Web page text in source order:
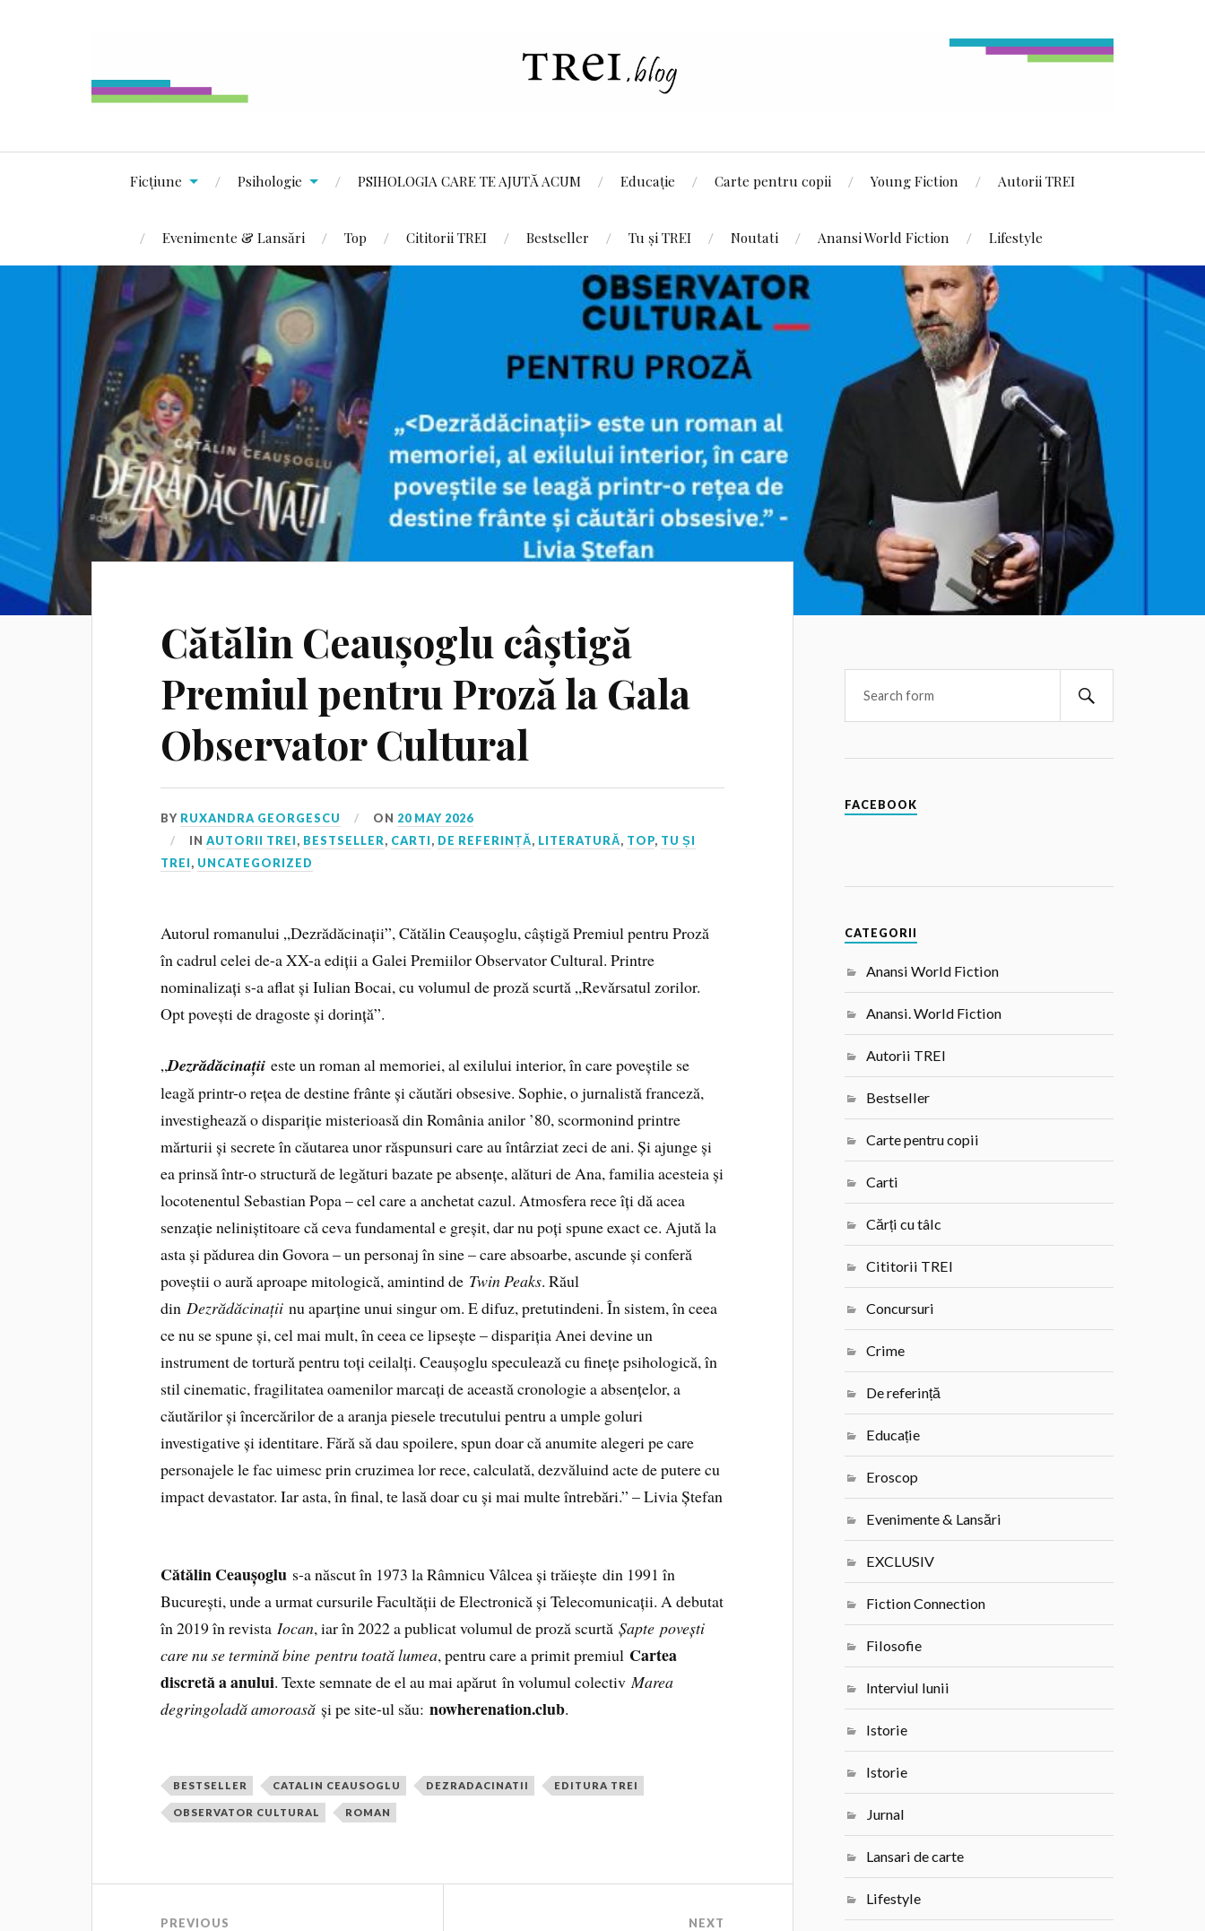
Ficțiune Psihologie PSIHOLOGIA CARE TE AJUTĂ ACUM Educație Carte pentru copii Young Fiction Autorii TREI
Evenimente & Lansări Top Cititorii TREI Bestseller Tu și TREI Noutati Anansi World Fiction Lifestyle
Cătălin Ceaușoglu câștigă
Premiul pentru Proză la Gala
Observator Cultural
BY RUXANDRA GEORGESCU ON 20 MAY 2026
INAUTORII TREI, BESTSELLER, CARTI, DE REFERINȚĂ, LITERATURĂ, TOP, TU ȘI
TREI, UNCATEGORIZED
Autorul romanului „Dezrădăcinații”, Cătălin Ceaușoglu, câștigă Premiul pentru Proză
în cadrul celei de-a XX-a ediții a Galei Premiilor Observator Cultural. Printre
nominalizați s-a aflat și Iulian Bocai, cu volumul de proză scurtă „Revărsatul zorilor.
Opt povești de dragoste și dorință”.
„Dezrădăcinații este un roman al memoriei, al exilului interior, în care poveștile se
leagă printr-o rețea de destine frânte și căutări obsesive. Sophie, o jurnalistă franceză,
investighează o dispariție misterioasă din România anilor ’80, scormonind printre
mărturii și secrete în căutarea unor răspunsuri care au întârziat zeci de ani. Și ajunge și
ea prinsă într-o structură de legături bazate pe absențe, alături de Ana, familia acesteia și
locotenentul Sebastian Popa – cel care a anchetat cazul. Atmosfera rece îți dă acea
senzație neliniștitoare că ceva fundamental e greșit, dar nu poți spune exact ce. Ajută la
asta și pădurea din Govora – un personaj în sine – care absoarbe, ascunde și conferă
poveștii o aură aproape mitologică, amintind de Twin Peaks. Răul
dinDezrădăcinațiinu aparține unui singur om. E difuz, pretutindeni. În sistem, în ceea
ce nu se spune și, cel mai mult, în ceea ce lipsește – dispariția Anei devine un
instrument de tortură pentru toți ceilalți. Ceaușoglu speculează cu finețe psihologică, în
stil cinematic, fragilitatea oamenilor marcați de această cronologie a absențelor, a
căutărilor și încercărilor de a aranja piesele trecutului pentru a umple goluri
investigative și identitare. Fără să dau spoilere, spun doar că anumite alegeri pe care
personajele le fac uimesc prin cruzimea lor rece, calculată, dezvăluind acte de putere cu
impact devastator. Iar asta, în final, te lasă doar cu și mai multe întrebări.” – Livia Ștefan
Cătălin Ceaușoglu s-a născut în 1973 la Râmnicu Vâlcea și trăiește din 1991 în
București, unde a urmat cursurile Facultății de Electronică și Telecomunicații. A debutat
în 2019 în revista Iocan, iar în 2022 a publicat volumul de proză scurtăȘapte povești
care nu se termină bine pentru toată lumea, pentru care a primit premiul Cartea
discretă a anului. Texte semnate de el au mai apărut în volumul colectiv Marea
degringoladă amoroasă și pe site-ul său:nowherenation.club.
BESTSELLER CATALIN CEAUSOGLU DEZRADACINATII EDITURA TREI
OBSERVATOR CULTURAL ROMAN
PREVIOUS NEXT
FACEBOOK
CATEGORII
Anansi World Fiction
Anansi. World Fiction
Autorii TREI
Bestseller
Carte pentru copii
Carti
Cărți cu tâlc
Cititorii TREI
Concursuri
Crime
De referință
Educație
Eroscop
Evenimente & Lansări
EXCLUSIV
Fiction Connection
Filosofie
Interviul lunii
Istorie
Istorie
Jurnal
Lansari de carte
Lifestyle